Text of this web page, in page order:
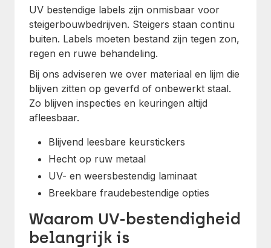
UV bestendige labels zijn onmisbaar voor
steigerbouwbedrijven. Steigers staan continu
buiten. Labels moeten bestand zijn tegen zon,
regen en ruwe behandeling.
Bij ons adviseren we over materiaal en lijm die
blijven zitten op geverfd of onbewerkt staal.
Zo blijven inspecties en keuringen altijd
afleesbaar.
Blijvend leesbare keurstickers
Hecht op ruw metaal
UV- en weersbestendig laminaat
Breekbare fraudebestendige opties
Waarom UV-bestendigheid
belangrijk is